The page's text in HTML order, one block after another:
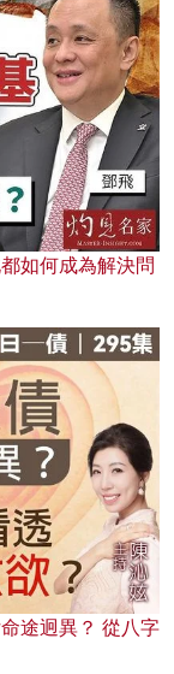
如何成為解決問
途迥異？ 從八字